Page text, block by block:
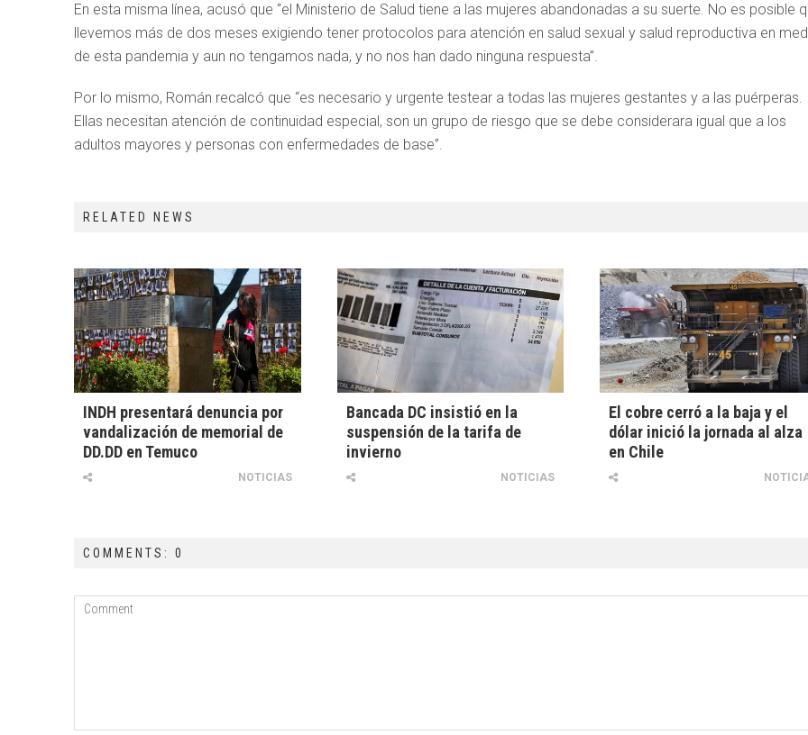
En esta misma línea, acusó que “el Ministerio de Salud tiene a las mujeres abandonadas a su suerte. No es posible
llevemos más de dos meses exigiendo tener protocolos para atención en salud sexual y salud reproductiva en
de esta pandemia y aun no tengamos nada, y no nos han dado ninguna respuesta”.
Por lo mismo, Román recalcó que “es necesario y urgente testear a todas las mujeres gestantes y a las puérperas.
Ellas necesitan atención de continuidad especial, son un grupo de riesgo que se debe considerara igual que a los
adultos mayores y personas con enfermedades de base”.
RELATED NEWS
INDH presentará denuncia por
vandalización de memorial de
DD.DD en Temuco
NOTICIAS
Bancada DC insistió en la
suspensión de la tarifa de
invierno
NOTICIAS
El cobre cerró a la baja y el
dólar inició la jornada al alza
en Chile
COMMENTS: 0